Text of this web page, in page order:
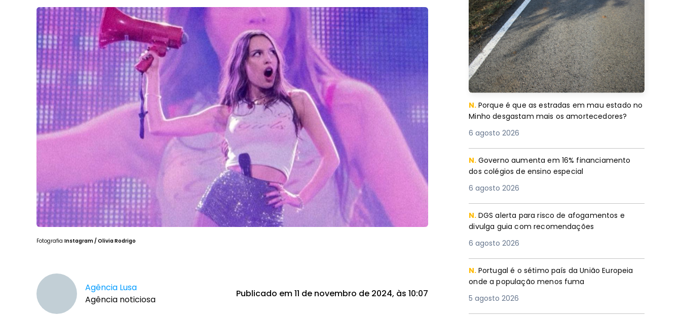
Fotografia Instagram / Olivia Rodrigo
Agência Lusa
Agência noticiosa
Publicado em 11 de novembro de 2024, às 10:07
N. Porque é que as estradas em mau estado no
Minho desgastam mais os amortecedores?
6 agosto 2026
N. Governo aumenta em 16% financiamento
dos colégios de ensino especial
6 agosto 2026
N. DGS alerta para risco de afogamentos e
divulga guia com recomendações
6 agosto 2026
N. Portugal é o sétimo país da União Europeia
onde a população menos fuma
5 agosto 2026